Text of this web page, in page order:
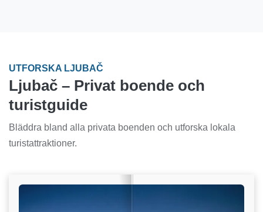
UTFORSKA LJUBAČ
Ljubač – Privat boende och
turistguide
Bläddra bland alla privata boenden och utforska lokala
turistattraktioner.